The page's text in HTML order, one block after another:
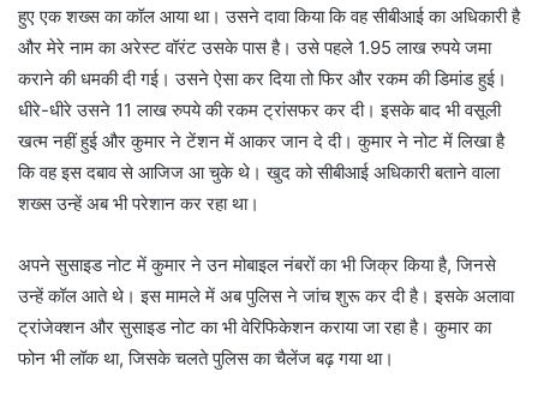
हुए एक शख्स का कॉल आया था। उसने दावा किया कि वह सीबीआई का अधिकारी है
और मेरे नाम का अरेस्ट वॉरंट उसके पास है। उसे पहले 1.95 लाख रुपये जमा
कराने की धमकी दी गई। उसने ऐसा कर दिया तो फिर और रकम की डिमांड हुई।
धीरे-धीरे उसने 11 लाख रुपये की रकम ट्रांसफर कर दी। इसके बाद भी वसूली
खत्म नहीं हुई और कुमार ने टेंशन में आकर जान दे दी। कुमार ने नोट में लिखा है
कि वह इस दबाव से आजिज आ चुके थे। खुद को सीबीआई अधिकारी बताने वाला
शख्स उन्हें अब भी परेशान कर रहा था।
अपने सुसाइड नोट में कुमार ने उन मोबाइल नंबरों का भी जिक्र किया है, जिनसे
उन्हें कॉल आते थे। इस मामले में अब पुलिस ने जांच शुरू कर दी है। इसके अलावा
ट्रांजेक्शन और सुसाइड नोट का भी वेरिफिकेशन कराया जा रहा है। कुमार का
फोन भी लॉक था, जिसके चलते पुलिस का चैलेंज बढ़ गया था।